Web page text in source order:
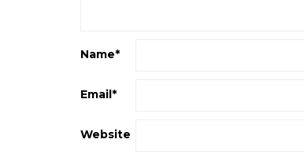
Name*
Email*
Website